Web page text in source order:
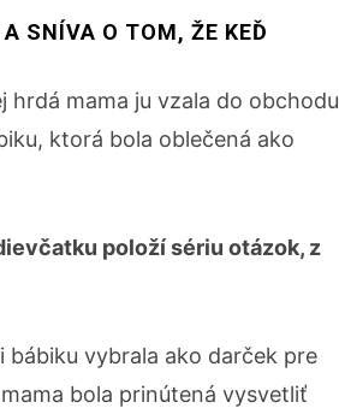
SNÍVA O TOM, ŽE KEĎ
hrdá mama ju vzala do obchodu
ktorá bola oblečená ako
položí sériu otázok, z
bábiku vybrala ako darček pre
bola prinútená vysvetliť